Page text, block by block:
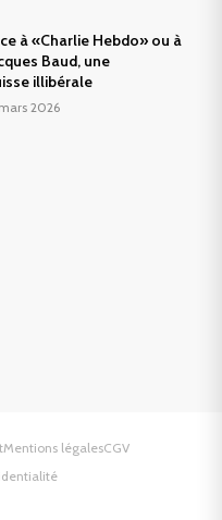
à «Charlie Hebdo» ou à
Baud, une
illibérale
2026
Mentions légalesCGV